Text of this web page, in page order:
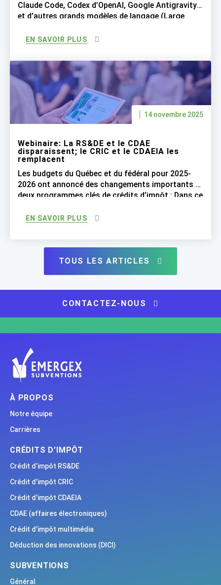
Claude Code, Codex d’OpenAI, Google Antigravity
et d’autres grands modèles de langage (Large
partie du travail de programmation, les entreprises
de RS&DE pour les salaires des développeurs
logiciels qui supervisent désormais l’IA qui génère
le code […]
EN SAVOIR PLUS
14 novembre 2025
Webinaire: La RS&DE et le CDAE
disparaissent; le CRIC et le CDAEIA les
remplacent
Les budgets du Québec et du fédéral pour 2025-
2026 ont annoncé des changements importants à
deux programmes clés de crédits d’impôt : Dans ce
mesures fiscales introduites et leurs
Crédit recherche, innovation et commercialisation
CDAEIA : Crédit au développement des […]
EN SAVOIR PLUS
TOUS LES ARTICLES
CONTACTEZ-NOUS
À PROPOS
Notre équipe
Carrières
CRÉDITS D’IMPÔT
Crédit d’impôt RS&DE
Crédit d’impôt CRIC
Crédit d’impôt CDAEIA
CDAE (affaires électroniques)
Crédit d’impôt multimédia
Déduction des innovations (DICI)
SUBVENTIONS
Général